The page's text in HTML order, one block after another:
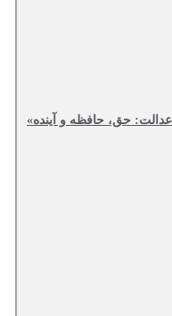
حق، حافظه و آینده»